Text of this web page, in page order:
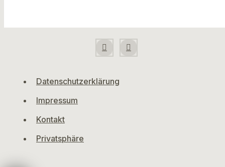
Datenschutzerklärung
Impressum
Kontakt
Privatsphäre